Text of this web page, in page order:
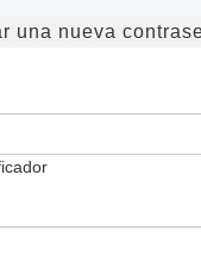
una nueva